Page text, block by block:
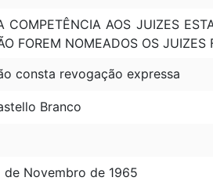
COMPETÊNCIA AOS JUIZES
FOREM NOMEADOS OS JUIZES
consta revogação expressa
Branco
de Novembro de 1965